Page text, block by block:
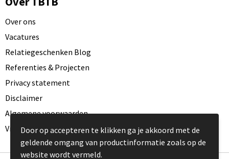
Over ons
Vacatures
Relatiegeschenken Blog
Referenties & Projecten
Privacy statement
Disclaimer
Algemene voorwaarden
Visit our EU website
Door op accepteren te klikken ga je akkoord met de
geldende omgang van productinformatie zoals op de
website wordt vermeld.